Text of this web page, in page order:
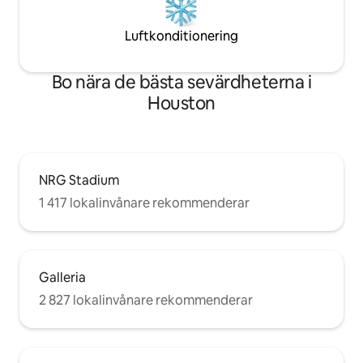
Luftkonditionering
Bo nära de bästa sevärdheterna i
Houston
NRG Stadium
1 417 lokalinvånare rekommenderar
Galleria
2 827 lokalinvånare rekommenderar